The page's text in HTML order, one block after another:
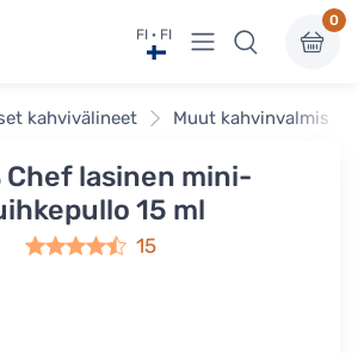
FI · FI Näytä valikko
0
kahvivälineet Muut
Chef lasinen mini-
15 ml
15